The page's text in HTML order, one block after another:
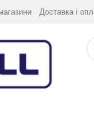
Доставка і